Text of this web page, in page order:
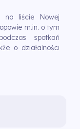
na liście Nowej
m.in. o tym
spotkań
o działalności